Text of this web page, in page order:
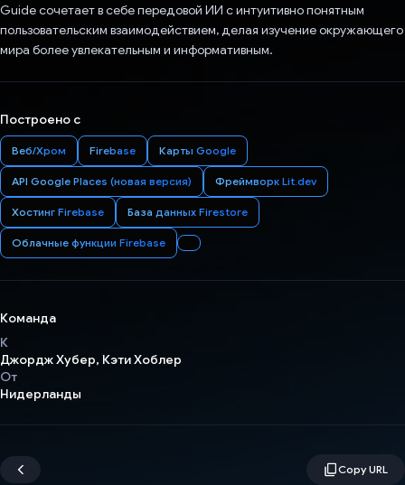
Guide сочетает в себе передовой ИИ с интуитивно понятным
пользовательским взаимодействием, делая изучение окружающего
мира более увлекательным и информативным.
Построено с
Веб/Хром Firebase Карты Google
API Google Places (новая версия) Фреймворк Lit.dev
Хостинг Firebase База данных Firestore
Облачные функции Firebase
Команда
К
Джордж Хубер, Кэти Хоблер
От
Нидерланды